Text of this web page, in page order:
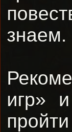
знаем.
игр»